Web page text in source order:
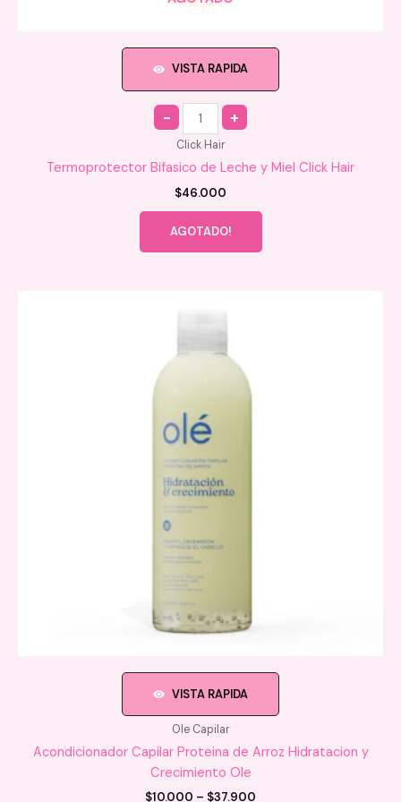
VISTA RAPIDA
Quantity
Click Hair
Termoprotector Bifasico de Leche y Miel Click Hair
$46.000
AGOTADO!
VISTA RAPIDA
Ole Capilar
Acondicionador Capilar Proteina de Arroz Hidratacion y
Crecimiento Ole
$10.000 – $37.900